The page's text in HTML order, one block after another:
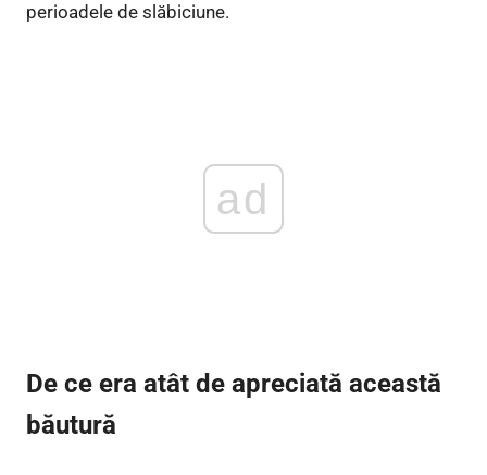
perioadele de slăbiciune.
ad
De ce era atât de apreciată această
băutură